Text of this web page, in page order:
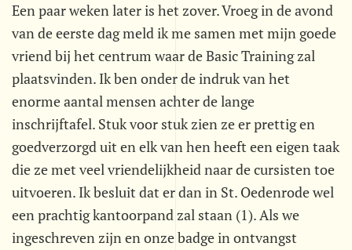
Een paar weken later is het zover. Vroeg in de avond
van de eerste dag meld ik me samen met mijn goede
vriend bij het centrum waar de Basic Training zal
plaatsvinden. Ik ben onder de indruk van het
enorme aantal mensen achter de lange
inschrijftafel. Stuk voor stuk zien ze er prettig en
goedverzorgd uit en elk van hen heeft een eigen taak
die ze met veel vriendelijkheid naar de cursisten toe
uitvoeren. Ik besluit dat er dan in St. Oedenrode wel
een prachtig kantoorpand zal staan (1). Als we
ingeschreven zijn en onze badge in ontvangst